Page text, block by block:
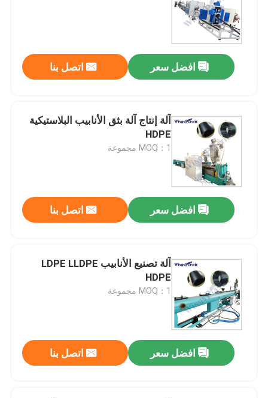
افضل سعر اتصل بنا
آلة إنتاج آلة بثق الأنابيب البلاستيكية
HDPE
MOQ：1 مجموعة
افضل سعر اتصل بنا
آلة تصنيع الأنابيب LDPE LLDPE
HDPE
MOQ：1 مجموعة
افضل سعر اتصل بنا